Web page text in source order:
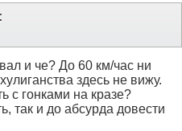
и че? До 60 км/час ни
здесь не вижу.
с гонками на кразе?
так и до абсурда довести